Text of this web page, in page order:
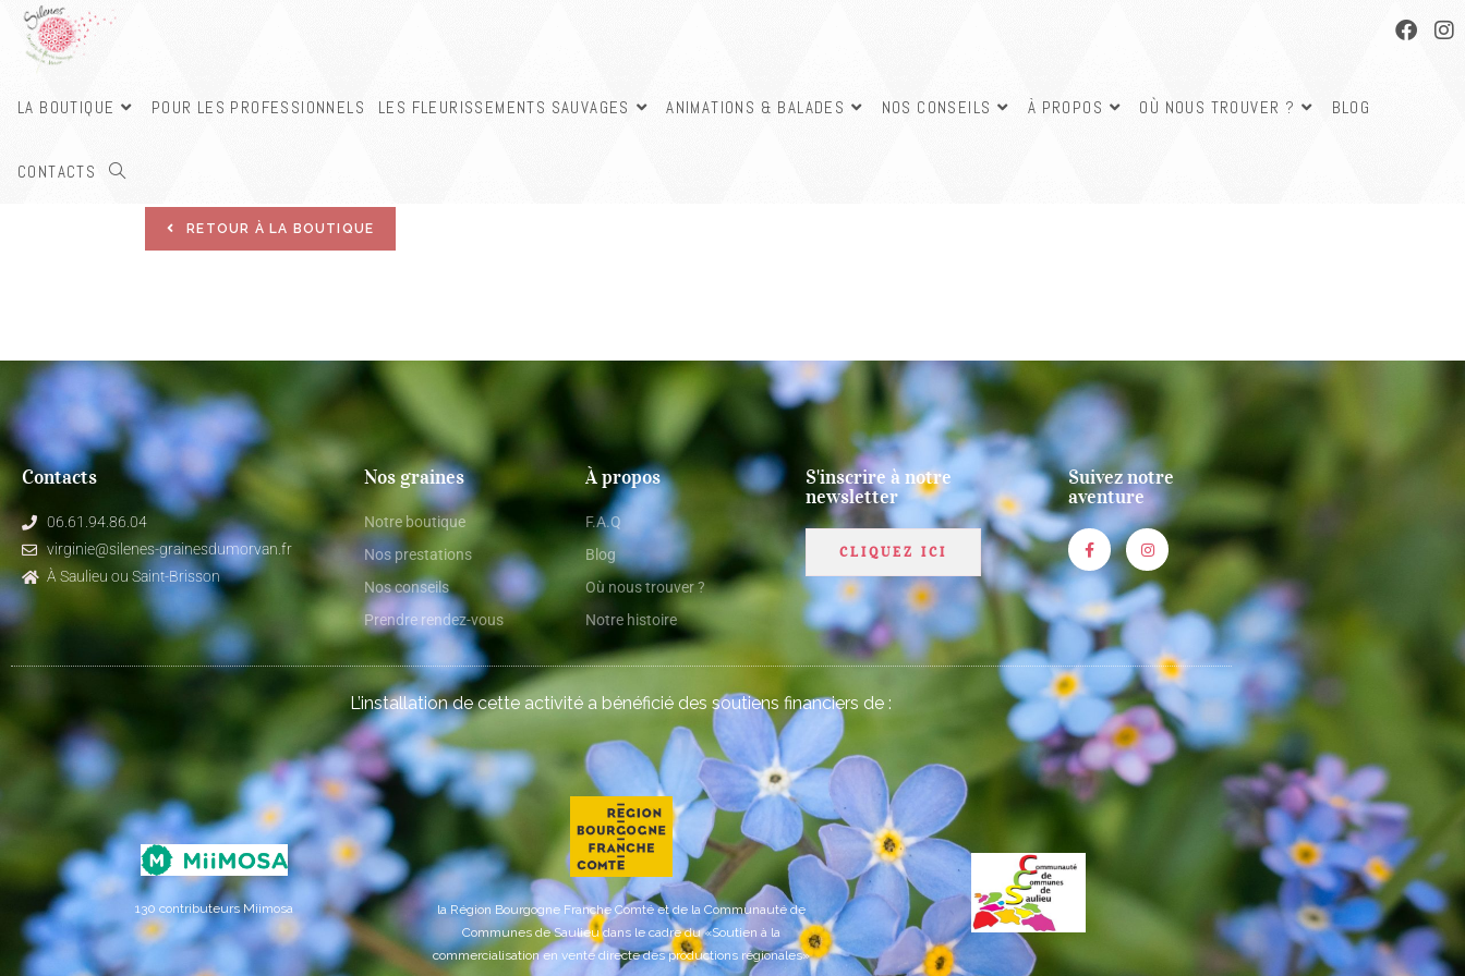
LA BOUTIQUE POUR LES PROFESSIONNELS LES FLEURISSEMENTS SAUVAGES ANIMATIONS & BALADES NOS CONSEILS À PROPOS OÙ NOUS TROUVER ? BLOG
CONTACTS
RETOUR À LA BOUTIQUE
Contacts
06.61.94.86.04
virginie@silenes-grainesdumorvan.fr
À Saulieu ou Saint-Brisson
Nos graines
Notre boutique
Nos prestations
Nos conseils
Prendre rendez-vous
À propos
F.A.Q
Blog
Où nous trouver ?
Notre histoire
S'inscrire à notre
newsletter
CLIQUEZ ICI
Suivez notre
aventure
L’installation de cette activité a bénéficié des soutiens financiers de :
130 contributeurs Miimosa
la Région Bourgogne Franche Comté et de la Communauté de
Communes de Saulieu dans le cadre du «Soutien à la
commercialisation en vente directe des productions régionales»